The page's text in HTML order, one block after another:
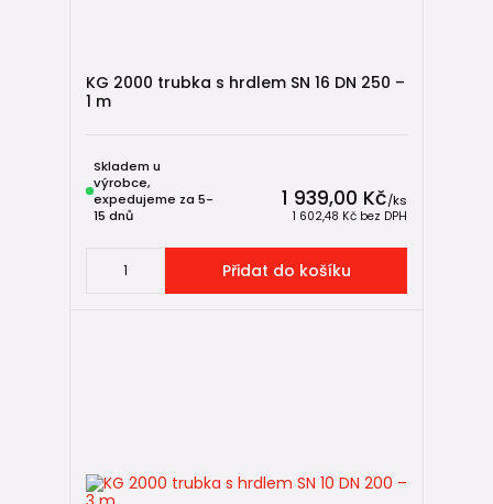
KG 2000 trubka s hrdlem SN 16 DN 250 –
1 m
1 939,00 Kč/ks
1 602,48 Kč bez DPH
Skladem u
výrobce,
expedujeme za 5-
15 dnů
Přidat do košíku